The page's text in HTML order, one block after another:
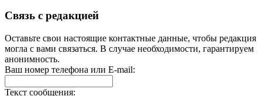
Связь с редакцией
Оставьте свои настоящие контактные данные, чтобы редакция
могла с вами связаться. В случае необходимости, гарантируем
анонимность.
Ваш номер телефона или E-mail:
Текст сообщения: